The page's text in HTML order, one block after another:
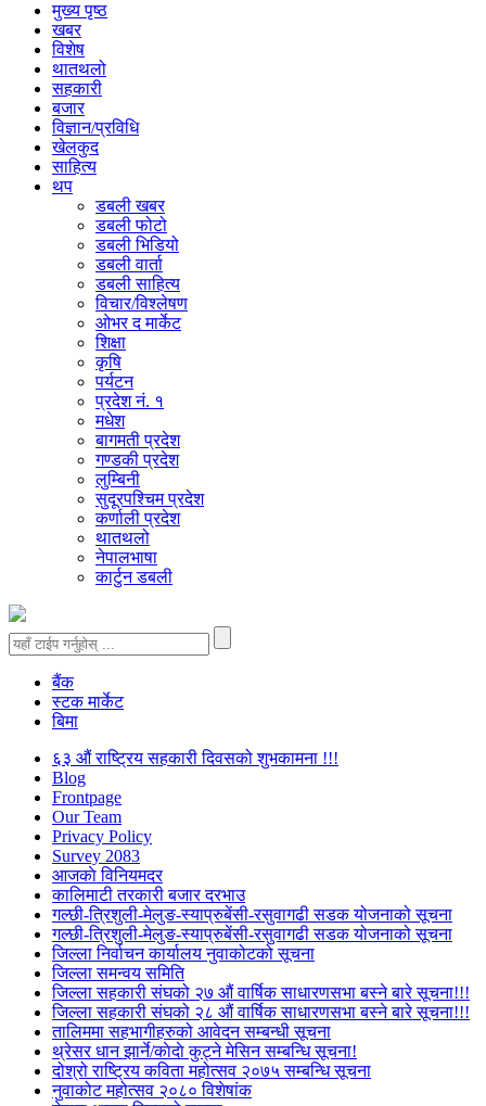
मुख्य पृष्ठ
खबर
विशेष
थातथलो
सहकारी
बजार
विज्ञान/प्रविधि
खेलकुद
साहित्य
थप
डबली खबर
डबली फोटो
डबली भिडियो
डबली वार्ता
डबली साहित्य
विचार/विश्‍लेषण
ओभर द मार्केट
शिक्षा
कृषि
पर्यटन
प्रदेश नं. १
मधेश
बागमती प्रदेश
गण्डकी प्रदेश
लुम्बिनी
सुदूरपश्चिम प्रदेश
कर्णाली प्रदेश
थातथलो
नेपालभाषा
कार्टुन डबली
बैंक
स्टक मार्केट
बिमा
६३ औं राष्ट्रिय सहकारी दिवसको शुभकामना !!!
Blog
Frontpage
Our Team
Privacy Policy
Survey 2083
आजकाे विनियमदर
कालिमाटी तरकारी बजार दरभाउ
गल्छी-त्रिशुली-मेलुङ-स्याप्रुबेंसी-रसुवागढी सडक योजनाको सूचना
गल्छी-त्रिशुली-मेलुङ-स्याप्रुबेंसी-रसुवागढी सडक योजनाको सूचना
जिल्ला निर्वाचन कार्यालय नुवाकोटको सूचना
जिल्ला समन्वय समिति
जिल्ला सहकारी संघको २७ औं वार्षिक साधारणसभा बस्ने बारे सूचना!!!
जिल्ला सहकारी संघको २८ औं वार्षिक साधारणसभा बस्ने बारे सूचना!!!
तालिममा सहभागीहरुको आवेदन सम्बन्धी सूचना
थ्रेसर धान झार्ने/काेदाे कुट्ने मेसिन सम्बन्धि सूचना!
दोश्रो राष्ट्रिय कविता महोत्सव २०७५ सम्बन्धि सूचना
नुवाकोट महोत्सव २०८० विशेषांक